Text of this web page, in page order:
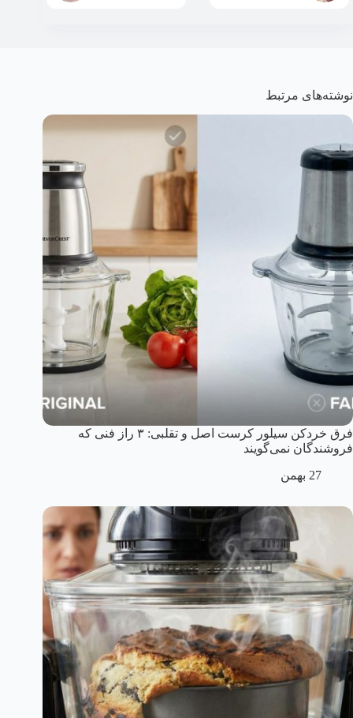
نوشته‌های مرتبط
فرق خردکن سیلور کرست اصل و تقلبی: ۳ راز فنی که
فروشندگان نمی‌گویند
27 بهمن